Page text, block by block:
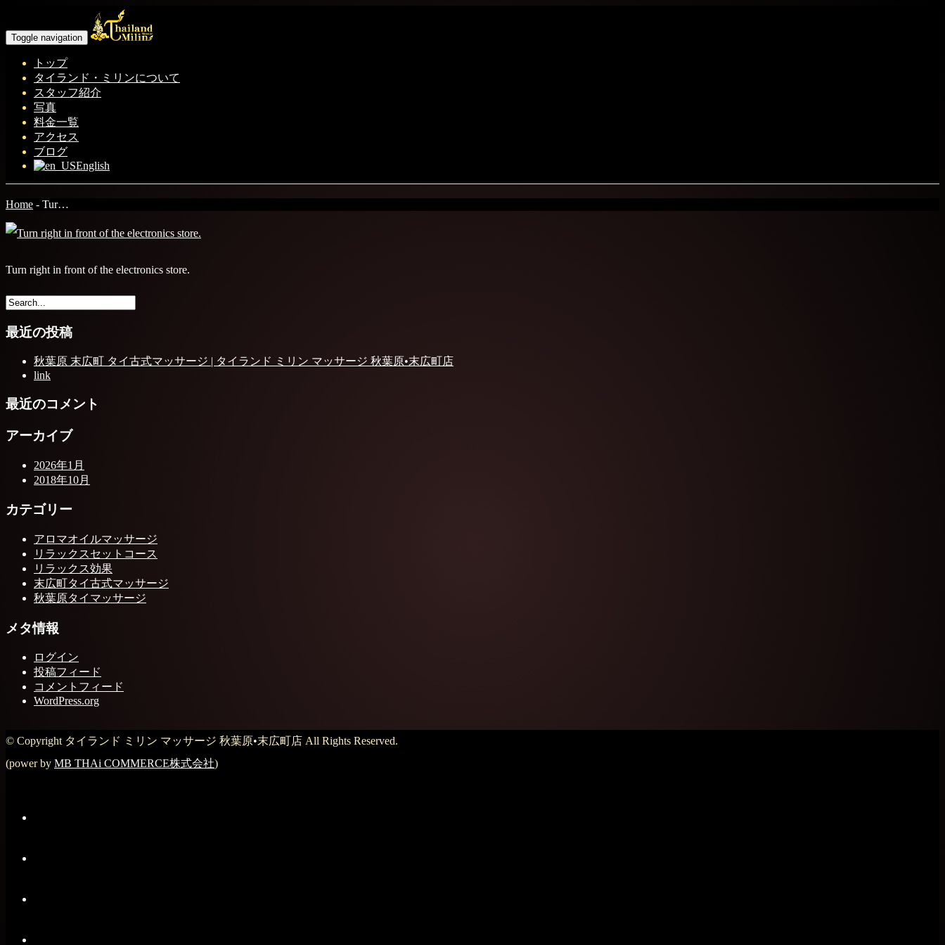
Toggle navigation
トップ
タイランド・ミリンについて
スタッフ紹介
写真
料金一覧
アクセス
ブログ
English
Home - Tur…
Turn right in front of the electronics store.
最近の投稿
秋葉原 末広町 タイ古式マッサージ | タイランド ミリン マッサージ 秋葉原•末広町店
link
最近のコメント
アーカイブ
2026年1月
2018年10月
カテゴリー
アロマオイルマッサージ
リラックスセットコース
リラックス効果
末広町タイ古式マッサージ
秋葉原タイマッサージ
メタ情報
ログイン
投稿フィード
コメントフィード
WordPress.org
© Copyright タイランド ミリン マッサージ 秋葉原•末広町店 All Rights Reserved.
(power by MB THAi COMMERCE株式会社)